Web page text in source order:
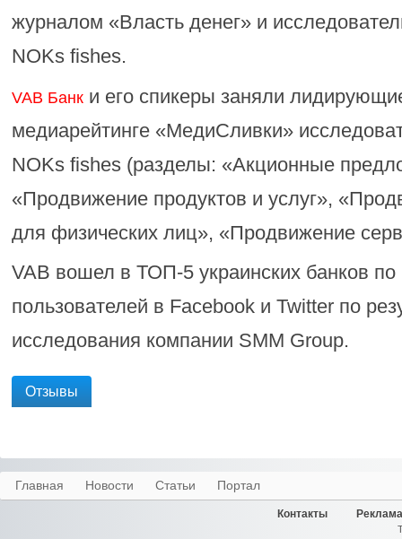
журналом «Власть денег» и
NOKs fishes.
VAB Банк и его спикеры заняли
медиарейтинге «МедиСливки»
NOKs fishes (разделы: «Акционные
«Продвижение продуктов и услуг»,
для физических лиц», «Продвижение
VAB вошел в ТОП-5 украинских банков по
пользователей в Facebook и Twitter по
исследования компании SMM Group.
Отзывы
Главная Новости Статьи Портал
Контакты